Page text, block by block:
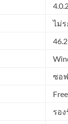
ไม่ร
ซอ
รอ